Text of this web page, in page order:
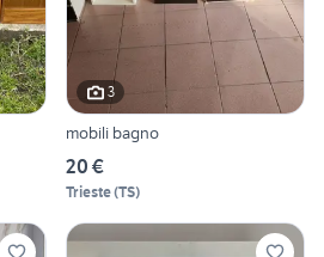
3
mobili bagno
20 €
Trieste(TS)